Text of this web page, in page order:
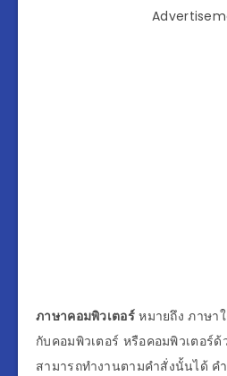
ภาษาคอมพิวเตอร์หมายถึง ภาษา
กับคอมพิวเตอร์ หรือคอมพิวเตอร์
สามารถทำงานตามคำสั่งนั้นได้ ค